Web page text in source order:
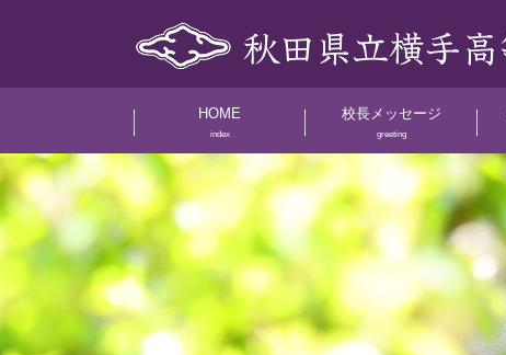
HOME
index
校長メッセージ
greeting